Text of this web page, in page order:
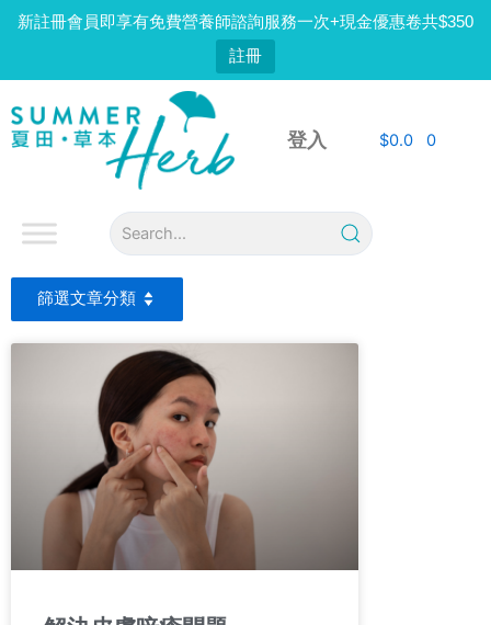
新註冊會員即享有免費營養師諮詢服務一次+現金優惠卷共$350
註冊
Skip
登入 $0.0 0
篩選文章分類 Page